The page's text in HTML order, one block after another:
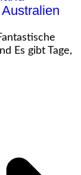
Es gibt Tage,